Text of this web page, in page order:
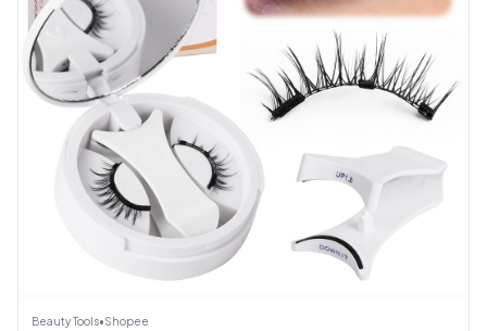
Beauty Tools•Shopee